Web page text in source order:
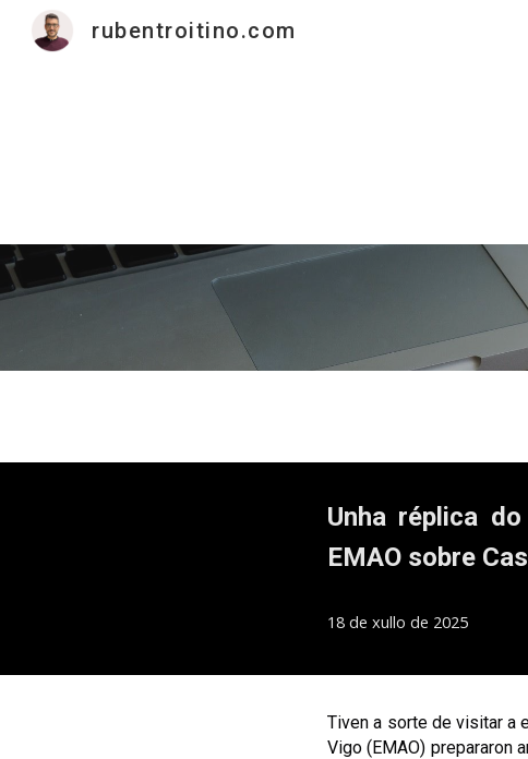
rubentroitino.com
Unha réplica
EMAO sobre
18 de xullode 2025
Tiven a sorte de visitar a
Vigo (EMAO) prepararon